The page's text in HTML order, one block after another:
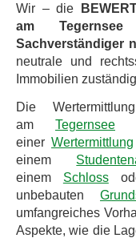
Wir – die
am Tegernsee
Sachverständiger
neutrale und
Immobilien
Die
am Tegernsee
einer Wertermittlung
einem
einem Schloss
unbebauten
umfangreiches
Aspekte, wie die